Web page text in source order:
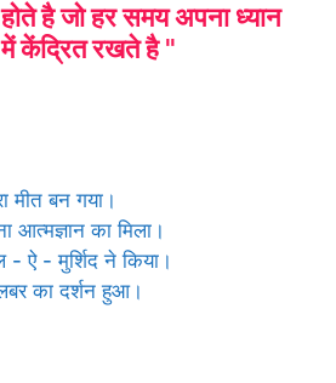
है जो हर समय अपना ध्यान
केंद्रित रखते है "
मीत बन गया।
का मिला।
ऐ - मुर्शिद ने किया।
का दर्शन हुआ।